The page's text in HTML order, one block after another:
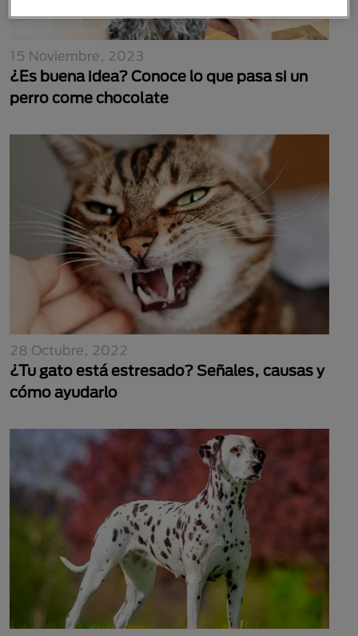
15 Noviembre, 2023
¿Es buena idea? Conoce lo que pasa si un
perro come chocolate
28 Octubre, 2022
¿Tu gato está estresado? Señales, causas y
cómo ayudarlo